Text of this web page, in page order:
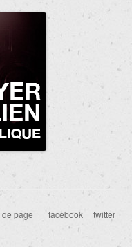
page facebook | twitter